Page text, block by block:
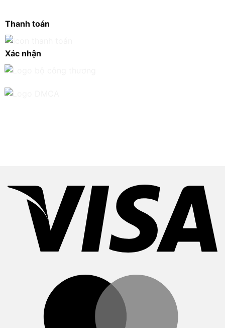
Thanh toán
Xác nhận